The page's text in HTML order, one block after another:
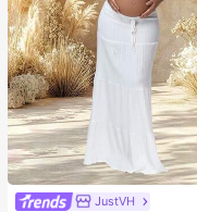
JustVH